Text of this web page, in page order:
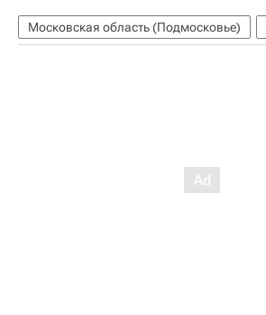
Московская область (Подмосковье)